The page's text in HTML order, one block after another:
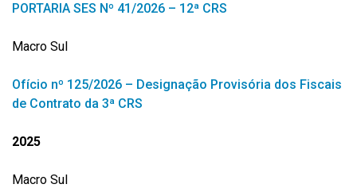
PORTARIA SES Nº 41/2026 – 12ª CRS
Macro Sul
Ofício nº 125/2026 – Designação Provisória dos Fiscais
de Contrato da 3ª CRS
2025
Macro Sul